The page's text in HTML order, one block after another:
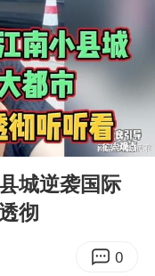
大楼”读数爆表
泰国一女公务员妆容引争议 本人回应
27岁女子成组织卖淫集团主犯被通缉
80后女柜员逆袭成4200亿银行副行长
调 电费会更低吗
03:51
城逆袭国际
彻
0